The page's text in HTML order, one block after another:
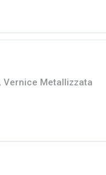
Vernice Metallizzata